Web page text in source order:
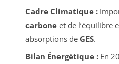
Cadre Climatique :
carboneet de l’équilibre
absorptions de GES.
Bilan Énergétique :En